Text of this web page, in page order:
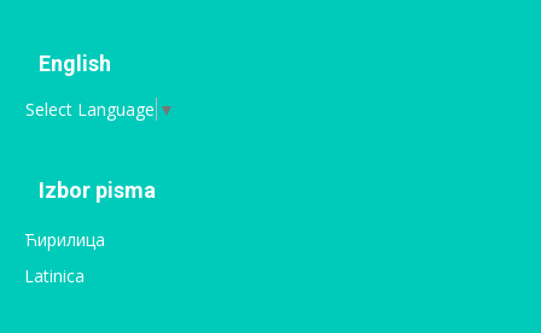
English
Select Language ▼
Izbor pisma
Ћирилица
Latinica